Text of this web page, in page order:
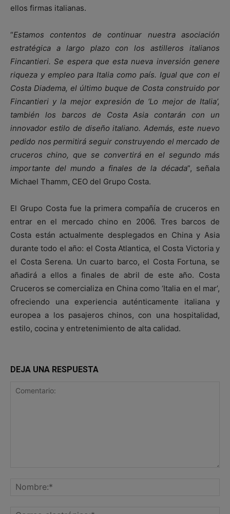
ellos firmas italianas.
“Estamos contentos de continuar nuestra asociación
estratégica a largo plazo con los astilleros italianos
Fincantieri. Se espera que esta nueva inversión genere
riqueza y empleo para Italia como país. Igual que con el
Costa Diadema, el último buque de Costa construido por
Fincantieri y la mejor expresión de ‘Lo mejor de Italia’,
también los barcos de Costa Asia contarán con un
innovador estilo de diseño italiano. Además, este nuevo
pedido nos permitirá seguir construyendo el mercado de
cruceros chino, que se convertirá en el segundo más
importante del mundo a finales de la década”, señala
Michael Thamm, CEO del Grupo Costa.
El Grupo Costa fue la primera compañía de cruceros en
entrar en el mercado chino en 2006. Tres barcos de
Costa están actualmente desplegados en China y Asia
durante todo el año: el Costa Atlantica, el Costa Victoria y
el Costa Serena. Un cuarto barco, el Costa Fortuna, se
añadirá a ellos a finales de abril de este año. Costa
Cruceros se comercializa en China como ‘Italia en el mar’,
ofreciendo una experiencia auténticamente italiana y
europea a los pasajeros chinos, con una hospitalidad,
estilo, cocina y entretenimiento de alta calidad.
DEJA UNA RESPUESTA